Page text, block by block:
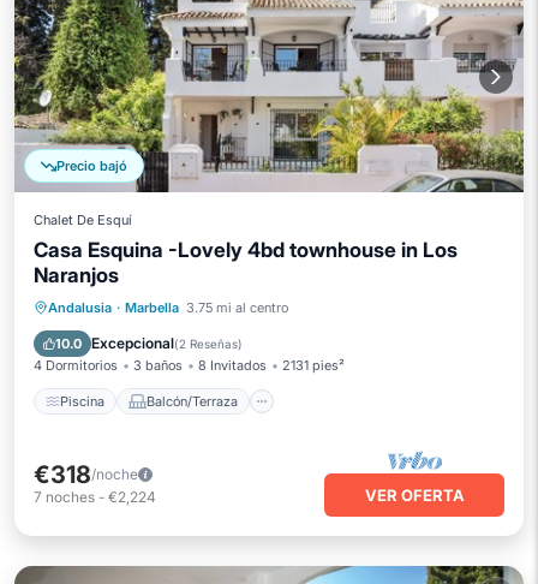
Precio bajó
Chalet De Esquí
Casa Esquina -Lovely 4bd townhouse in Los
Naranjos
Andalusia · Marbella 3.75 mi al centro
10.0 Excepcional(2 Reseñas)
4 Dormitorios 3 baños 8 Invitados 2131 pies²
Piscina Balcón/Terraza
Piscina Balcón/Terraza
Aire acondicionado
€318/noche
7 noches - €2,224 VER OFERTA